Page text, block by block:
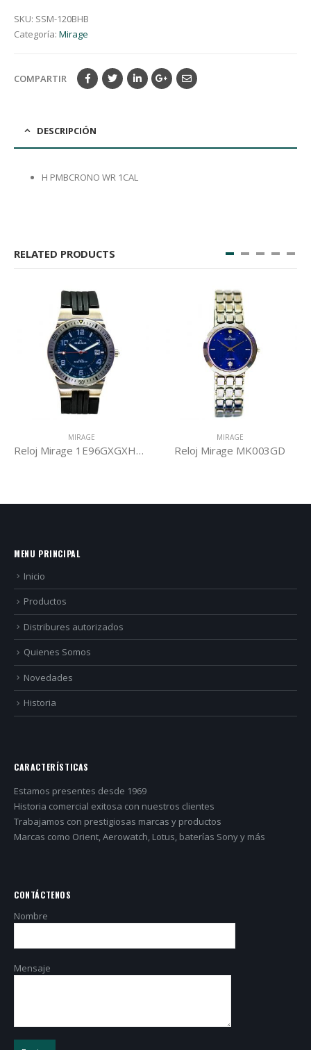
SKU: SSM-120BHB
Categoría: Mirage
COMPARTIR
DESCRIPCIÓN
H PMBCRONO WR 1CAL
RELATED PRODUCTS
MIRAGE
Reloj Mirage 1E96GXGXH13D
MIRAGE
Reloj Mirage MK003GD
MENU PRINCIPAL
Inicio
Productos
Distribures autorizados
Quienes Somos
Novedades
Historia
CARACTERÍSTICAS
Estamos presentes desde 1969
Historia comercial exitosa con nuestros clientes
Trabajamos con prestigiosas marcas y productos
Marcas como Orient, Aerowatch, Lotus, baterías Sony y más
CONTÁCTENOS
Nombre
Mensaje